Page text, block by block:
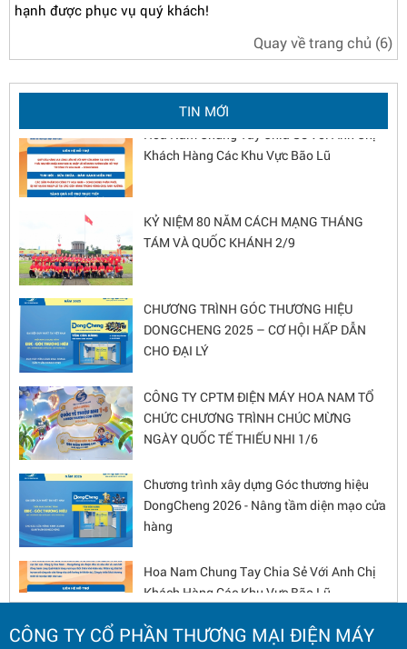
hạnh được phục vụ quý khách!
Quay về trang chủ (5)
TIN MỚI
Chương trình xây dựng Góc thương hiệu
DongCheng 2026 - Nâng tầm diện mạo cửa
hàng
Hoa Nam Chung Tay Chia Sẻ Với Anh Chị
Khách Hàng Các Khu Vực Bão Lũ
KỶ NIỆM 80 NĂM CÁCH MẠNG THÁNG
TÁM VÀ QUỐC KHÁNH 2/9
CHƯƠNG TRÌNH GÓC THƯƠNG HIỆU
DONGCHENG 2025 – CƠ HỘI HẤP DẪN
CHO ĐẠI LÝ
CÔNG TY CPTM ĐIỆN MÁY HOA NAM TỔ
CHỨC CHƯƠNG TRÌNH CHÚC MỪNG
NGÀY QUỐC TẾ THIẾU NHI 1/6
Chương trình xây dựng Góc thương hiệu
DongCheng 2026 - Nâng tầm diện mạo cửa
hàng
Hoa Nam Chung Tay Chia Sẻ Với Anh Chị
Khách Hàng Các Khu Vực Bão Lũ
CÔNG TY CỔ PHẦN THƯƠNG MẠI ĐIỆN MÁY